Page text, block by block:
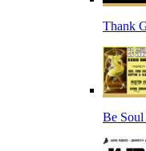
Thank
Be